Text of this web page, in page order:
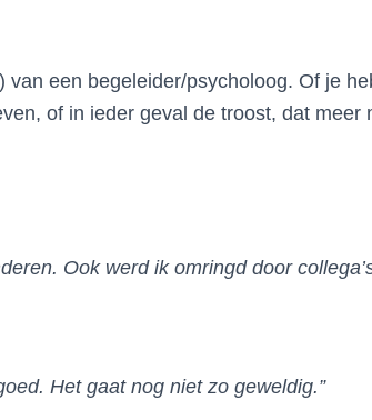
een begeleider/psycholoog. Of je
of in ieder geval de troost, dat
Ook werd ik omringd door
Het gaat nog niet zo geweldig.”